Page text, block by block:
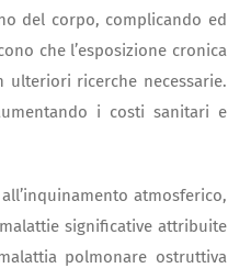
del corpo, complicando ed
che l’esposizione cronica
ulteriori ricerche necessarie.
i costi sanitari e
atmosferico,
significative attribuite
polmonare ostruttiva